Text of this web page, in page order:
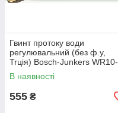
Гвинт протоку води
регулювальний (без ф.у,
Trція) Bosch-Junkers WR10-
P-2P-G-2G W11-P-2P, к.з.
0578
В наявності
555 ₴